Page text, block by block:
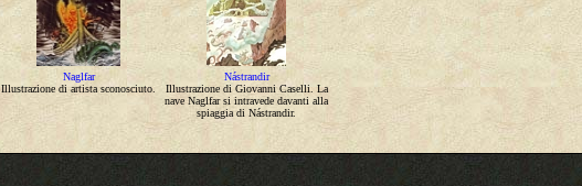
Naglfar
Illustrazione di artista sconosciuto.
Nástrandir
Illustrazione di Giovanni Caselli. La
nave Naglfar si intravede davanti alla
spiaggia di Nástrandir.